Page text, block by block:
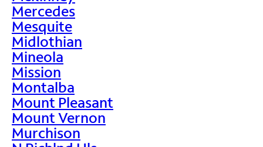
Mercedes
Mesquite
Midlothian
Mineola
Mission
Montalba
Mount Pleasant
Mount Vernon
Murchison